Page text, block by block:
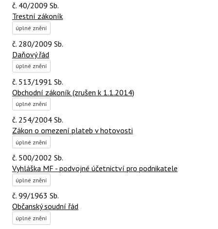
č. 40/2009 Sb.
Trestní zákoník
úplné znění
č. 280/2009 Sb.
Daňový řád
úplné znění
č. 513/1991 Sb.
Obchodní zákoník (zrušen k 1.1.2014)
úplné znění
č. 254/2004 Sb.
Zákon o omezení plateb v hotovosti
úplné znění
č. 500/2002 Sb.
Vyhláška MF - podvojné účetnictví pro podnikatele
úplné znění
č. 99/1963 Sb.
Občanský soudní řád
úplné znění